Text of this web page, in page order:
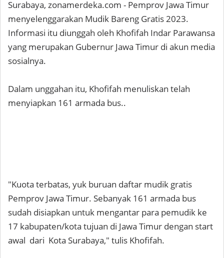
Surabaya, zonamerdeka.com - Pemprov Jawa Timur
menyelenggarakan Mudik Bareng Gratis 2023.
Informasi itu diunggah oleh Khofifah Indar Parawansa
yang merupakan Gubernur Jawa Timur di akun media
sosialnya.
Dalam unggahan itu, Khofifah menuliskan telah
menyiapkan 161 armada bus..
"Kuota terbatas, yuk buruan daftar mudik gratis
Pemprov Jawa Timur. Sebanyak 161 armada bus
sudah disiapkan untuk mengantar para pemudik ke
17 kabupaten/kota tujuan di Jawa Timur dengan start
awal dari Kota Surabaya," tulis Khofifah.